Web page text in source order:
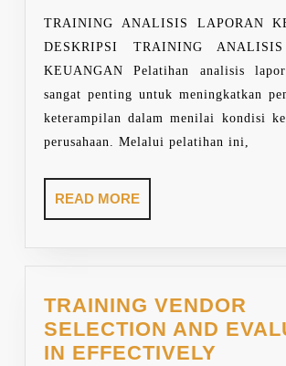
TRAINING ANALISIS LAPORAN
DESKRIPSI TRAINING
KEUANGAN Pelatihan analisis
sangat penting untuk meningkatkan
keterampilan dalam menilai kondisi
perusahaan. Melalui pelatihan ini,
READ MOREREAD
MORE
TRAINING VENDOR
SELECTION AND
IN EFFECTIVELY